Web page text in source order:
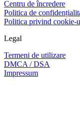
Centru de încredere
Politica de
Politica privind cookie-
Legal
Termeni de utilizare
DMCA / DSA
Impressum